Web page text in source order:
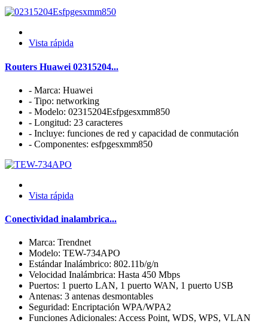
Vista rápida
Routers Huawei 02315204...
- Marca: Huawei
- Tipo: networking
- Modelo: 02315204Esfpgesxmm850
- Longitud: 23 caracteres
- Incluye: funciones de red y capacidad de conmutación
- Componentes: esfpgesxmm850
Vista rápida
Conectividad inalambrica...
Marca: Trendnet
Modelo: TEW-734APO
Estándar Inalámbrico: 802.11b/g/n
Velocidad Inalámbrica: Hasta 450 Mbps
Puertos: 1 puerto LAN, 1 puerto WAN, 1 puerto USB
Antenas: 3 antenas desmontables
Seguridad: Encriptación WPA/WPA2
Funciones Adicionales: Access Point, WDS, WPS, VLAN